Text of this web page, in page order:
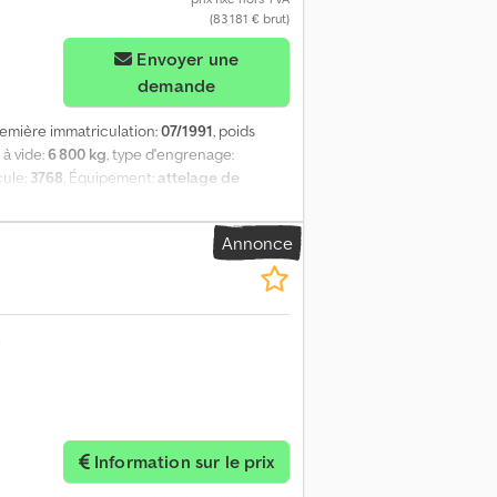
(83 181 € brut)
demande
immatriculation:07/1991, poids
à vide:6 800 kg , type d'engrenage:
3768 , Équipement: attelage de
Première immatriculation : 07/1991
6 447 Poids à vide : 6 800 kg Poids total
Txhefx Aqieck Électricité 24 V Tuyau
hydrauliques Capacités de charge
engagement, sous réserve d’erreurs et de
Annonce
Information sur le prix